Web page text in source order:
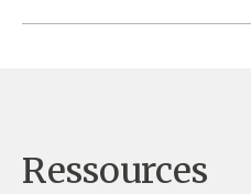
Ressources